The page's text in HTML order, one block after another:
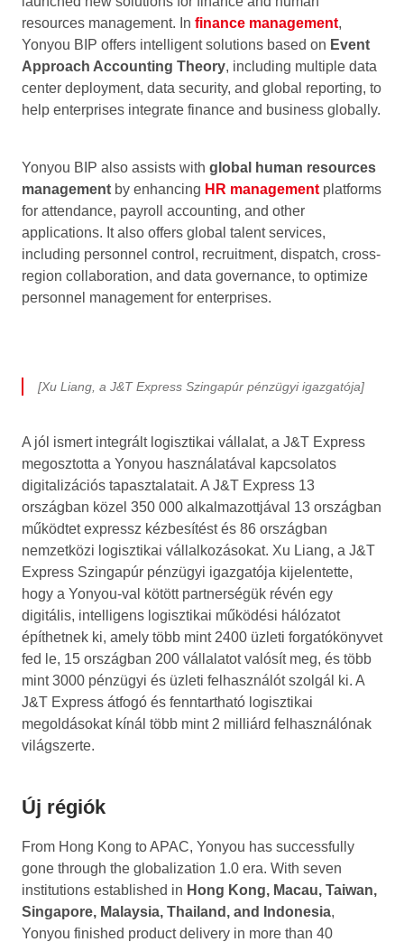
resources management. In finance management,
Yonyou BIP offers intelligent solutions based on Event
Approach Accounting Theory, including multiple data
center deployment, data security, and global reporting, to
help enterprises integrate finance and business globally.
Yonyou BIP also assists with global human resources
management by enhancing HR management platforms
for attendance, payroll accounting, and other
applications. It also offers global talent services,
including personnel control, recruitment, dispatch, cross-
region collaboration, and data governance, to optimize
personnel management for enterprises.
[Xu Liang, a J&T Express Szingapúr pénzügyi igazgatója]
A jól ismert integrált logisztikai vállalat, a J&T Express
megosztotta a Yonyou használatával kapcsolatos
digitalizációs tapasztalatait. A J&T Express 13
országban közel 350 000 alkalmazottjával 13 országban
működtet expressz kézbesítést és 86 országban
nemzetközi logisztikai vállalkozásokat. Xu Liang, a J&T
Express Szingapúr pénzügyi igazgatója kijelentette,
hogy a Yonyou-val kötött partnerségük révén egy
digitális, intelligens logisztikai működési hálózatot
építhetnek ki, amely több mint 2400 üzleti forgatókönyvet
fed le, 15 országban 200 vállalatot valósít meg, és több
mint 3000 pénzügyi és üzleti felhasználót szolgál ki. A
J&T Express átfogó és fenntartható logisztikai
megoldásokat kínál több mint 2 milliárd felhasználónak
világszerte.
Új régiók
From Hong Kong to APAC, Yonyou has successfully
gone through the globalization 1.0 era. With seven
institutions established in Hong Kong, Macau, Taiwan,
Singapore, Malaysia, Thailand, and Indonesia,
Yonyou finished product delivery in more than 40